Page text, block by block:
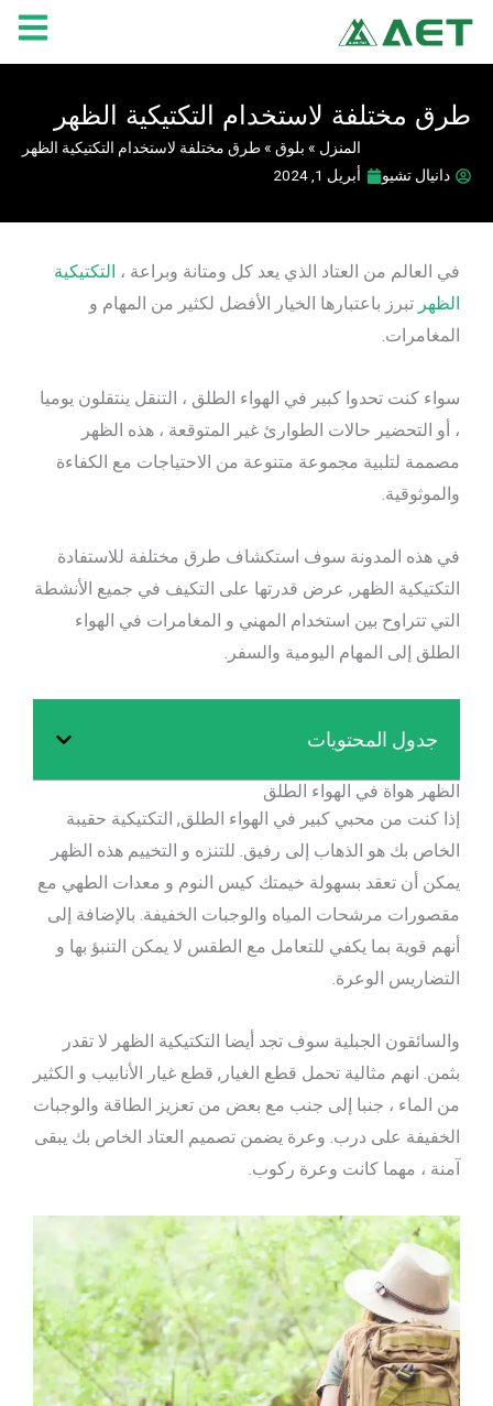
المحتوى
طرق مختلفة لاستخدام التكتيكية الظهر
المنزل » بلوق »طرق مختلفة لاستخدام التكتيكية الظهر
دانيال تشيو
أبريل 1, 2024
في العالم من العتاد الذي يعد كل ومتانة وبراعة ، التكتيكية
الظهر تبرز باعتبارها الخيار الأفضل لكثير من المهام و
المغامرات.
سواء كنت تحدوا كبير في الهواء الطلق ، التنقل ينتقلون يوميا
، أو التحضير حالات الطوارئ غير المتوقعة ، هذه الظهر
مصممة لتلبية مجموعة متنوعة من الاحتياجات مع الكفاءة
والموثوقية.
في هذه المدونة سوف استكشاف طرق مختلفة للاستفادة
التكتيكية الظهر, عرض قدرتها على التكيف في جميع الأنشطة
التي تتراوح بين استخدام المهني و المغامرات في الهواء
الطلق إلى المهام اليومية والسفر.
جدول المحتويات
الظهر هواة في الهواء الطلق
إذا كنت من محبي كبير في الهواء الطلق, التكتيكية حقيبة
الخاص بك هو الذهاب إلى رفيق. للتنزه و التخييم هذه الظهر
يمكن أن تعقد بسهولة خيمتك كيس النوم و معدات الطهي مع
مقصورات مرشحات المياه والوجبات الخفيفة. بالإضافة إلى
أنهم قوية بما يكفي للتعامل مع الطقس لا يمكن التنبؤ بها و
التضاريس الوعرة.
والسائقون الجبلية سوف تجد أيضا التكتيكية الظهر لا تقدر
بثمن. انهم مثالية تحمل قطع الغيار, قطع غيار الأنابيب و الكثير
من الماء ، جنبا إلى جنب مع بعض من تعزيز الطاقة والوجبات
الخفيفة على درب. وعرة يضمن تصميم العتاد الخاص بك يبقى
آمنة ، مهما كانت وعرة ركوب.